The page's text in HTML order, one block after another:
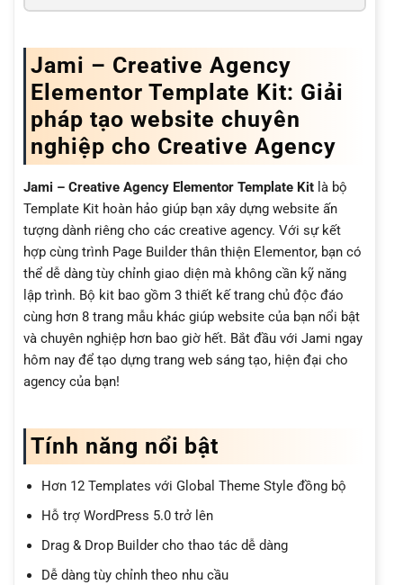
Jami – Creative Agency
Elementor Template Kit: Giải
pháp tạo website chuyên
nghiệp cho Creative Agency
Jami – Creative Agency Elementor Template Kit là bộ
Template Kit hoàn hảo giúp bạn xây dựng website ấn
tượng dành riêng cho các creative agency. Với sự kết
hợp cùng trình Page Builder thân thiện Elementor, bạn có
thể dễ dàng tùy chỉnh giao diện mà không cần kỹ năng
lập trình. Bộ kit bao gồm 3 thiết kế trang chủ độc đáo
cùng hơn 8 trang mẫu khác giúp website của bạn nổi bật
và chuyên nghiệp hơn bao giờ hết. Bắt đầu với Jami ngay
hôm nay để tạo dựng trang web sáng tạo, hiện đại cho
agency của bạn!
Tính năng nổi bật
Hơn 12 Templates với Global Theme Style đồng bộ
Hỗ trợ WordPress 5.0 trở lên
Drag & Drop Builder cho thao tác dễ dàng
Dễ dàng tùy chỉnh theo nhu cầu